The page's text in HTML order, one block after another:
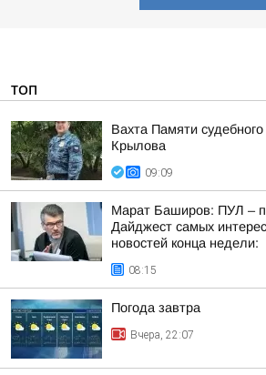
ТОП
Вахта Памяти
Крылова
09:09
Марат Баширов: ПУЛ –
Дайджест самых
новостей конца недели:
08:15
Погода завтра
Вчера, 22:07